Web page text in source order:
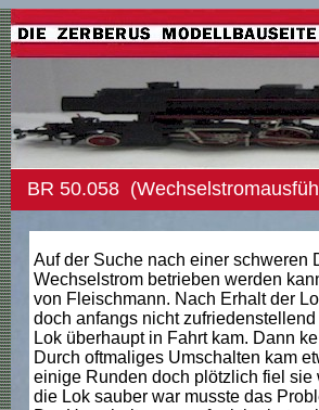
BR 50.058
Auf der Suche nach einer schweren
Wechselstrom betrieben werden
von Fleischmann. Nach Erhalt der
doch anfangs nicht
Lok überhaupt in Fahrt kam. Dann
Durch oftmaliges Umschalten kam
einige Runden doch plötzlich fiel
die Lok sauber war musste das